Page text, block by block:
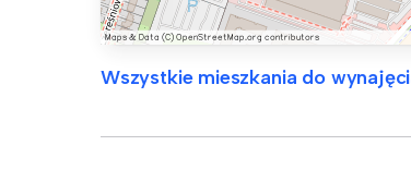
Wszystkie mieszkania do